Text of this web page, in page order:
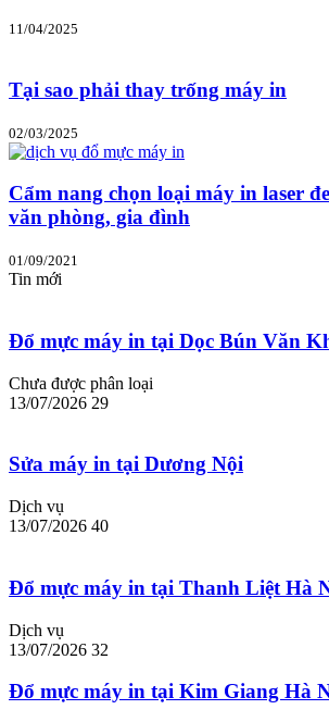
11/04/2025
Tại sao phải thay trống máy in
02/03/2025
Cẩm nang chọn loại máy in laser
văn phòng, gia đình
01/09/2021
Tin mới
Đổ mực máy in tại Dọc Bún Văn
Chưa được phân loại
13/07/2026 29
Sửa máy in tại Dương Nội
Dịch vụ
13/07/2026 40
Đổ mực máy in tại Thanh Liệt Hà
Dịch vụ
13/07/2026 32
Đổ mực máy in tại Kim Giang Hà